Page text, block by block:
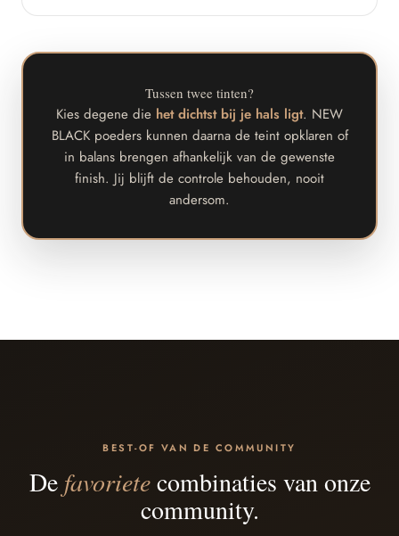
Tussen twee tinten?
Kies degene die het dichtst bij je hals ligt. NEW
BLACK poeders kunnen daarna de teint opklaren of
in balans brengen afhankelijk van de gewenste
finish. Jij blijft de controle behouden, nooit
andersom.
BEST-OF VAN DE COMMUNITY
De favorietecombinaties van onze
community.